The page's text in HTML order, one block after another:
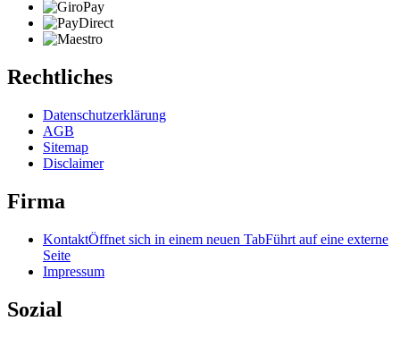
Rechtliches
Datenschutzerklärung
AGB
Sitemap
Disclaimer
Firma
KontaktÖffnet sich in einem neuen TabFührt auf eine externe
Seite
Impressum
Sozial